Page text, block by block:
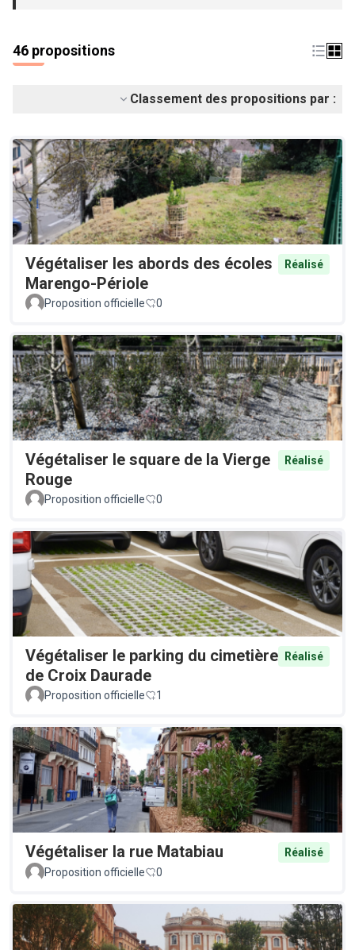
46 propositions
Classement des propositions par :
Végétaliser les abords des écoles
Marengo-Périole
Réalisé
Proposition officielle 0
Végétaliser le square de la Vierge
Rouge
Réalisé
Proposition officielle 0
Végétaliser le parking du cimetière
de Croix Daurade
Réalisé
Proposition officielle 1
Végétaliser la rue Matabiau
Réalisé
Proposition officielle
0